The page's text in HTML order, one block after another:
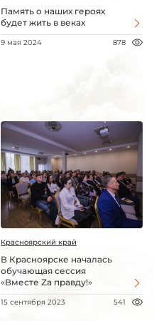
Память о наших героях
будет жить в веках
9 мая 2024 878
Красноярский край
В Красноярске началась
обучающая сессия
«Вместе Zа правду!»
15 сентября 2023 541